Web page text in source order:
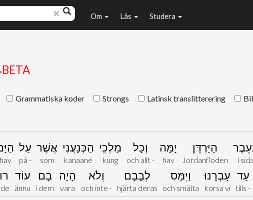
Om Läs Studera
BETA
Grammatiska koder Strongs Latinsk translitterering
i sida
הַיַּרְדֵּן
Jordanfloden
יָמָּה
hav
וְכָל
och allt -
מַלְכֵי
kung
הַכְּנַעֲנִי
kanaané
אֲשֶׁר
som
עַל
på -
hav
עַד
tills -
עָבְרָנוּ
korsa vi
וַיִּמַּס
och smälta
לְבָבָם
hjärta deras
וְלֹא
och inte -
הָיָה
vara
בָם
i dem
עוֹד
ännu